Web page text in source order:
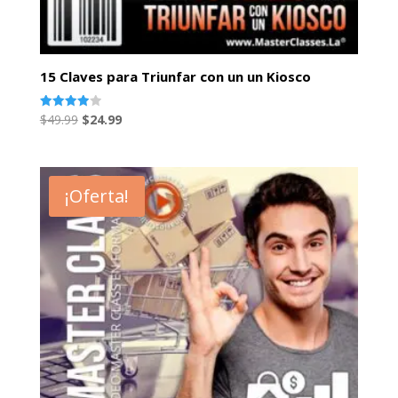
15 Claves para Triunfar con un un Kiosco
Valorado
con
$49.99 El
era:
$49.99.
$24.99El
es:
$24.99.
¡Oferta!